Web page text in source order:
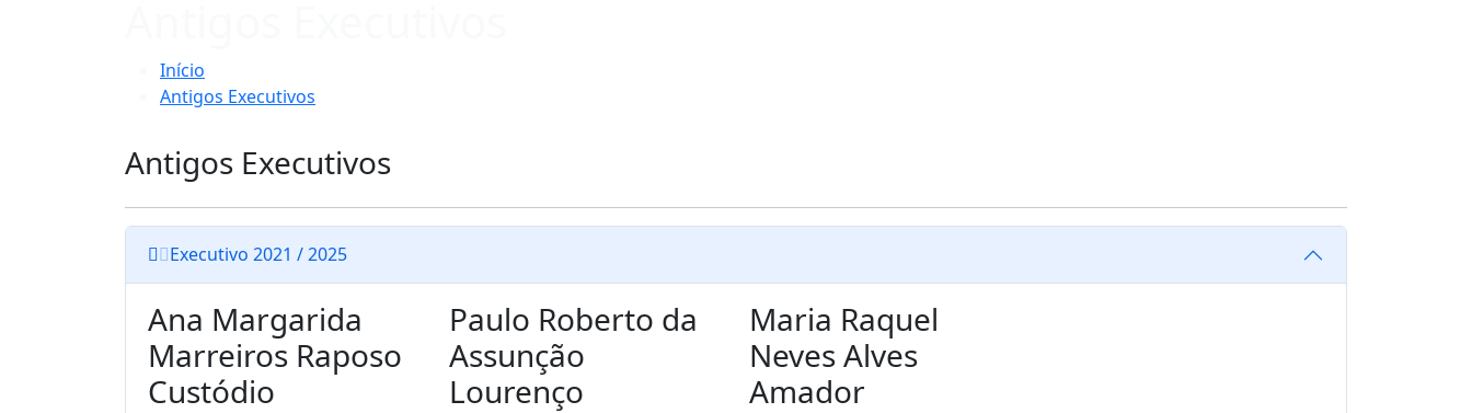
Início
Antigos Executivos
Antigos Executivos
Executivo 2021 / 2025
Ana Margarida
Marreiros Raposo
Custódio
Paulo Roberto da
Assunção
Lourenço
Maria Raquel
Neves Alves
Amador